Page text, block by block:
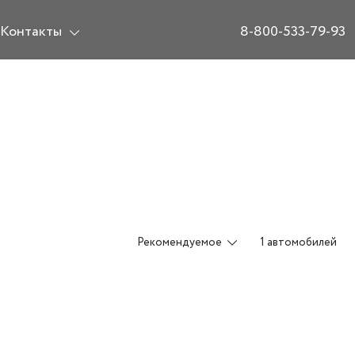
Контакты 8-800-533-79-93
Рекомендуемое 1 автомобилей